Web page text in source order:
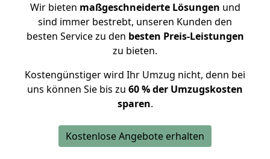
Wir bieten maßgeschneiderte Lösungen und
sind immer bestrebt, unseren Kunden den
besten Service zu den besten Preis-Leistungen
zu bieten.
Kostengünstiger wird Ihr Umzug nicht, denn bei
uns können Sie bis zu 60 % der Umzugskosten
sparen.
Kostenlose Angebote erhalten